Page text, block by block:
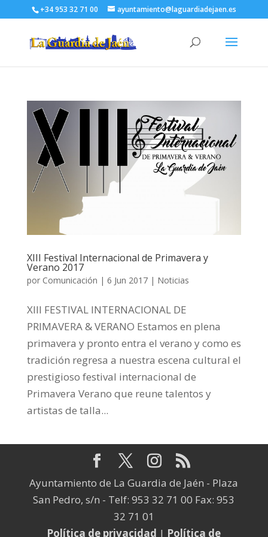
+34 953 32 71 00 ayuntamiento@laguardiadejaen.es
XIII Festival Internacional de Primavera y
Verano 2017
por Comunicación | 6 Jun 2017| Noticias
XIII FESTIVAL INTERNACIONAL DE
PRIMAVERA & VERANO Estamos en plena
primavera y pronto entra el verano y como es
tradición regresa a nuestra escena cultural el
prestigioso festival internacional de
Primavera Verano que reune talentos y
artistas de talla...
Ayuntamiento de La Guardia de Jaén - Plaza
San Pedro, s/n - Telf: 953 32 71 00 Fax: 953
32 71 01
Política de privacidad | Política de